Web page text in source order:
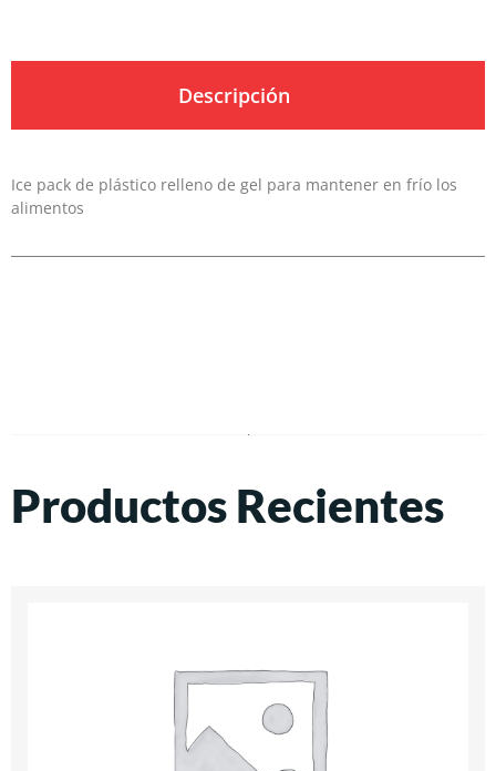
Descripción
Ice pack de plástico relleno de gel para mantener en frío los
alimentos
Productos Recientes